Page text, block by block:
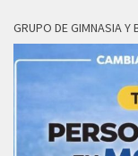
GRUPO DE GIMNASIA Y